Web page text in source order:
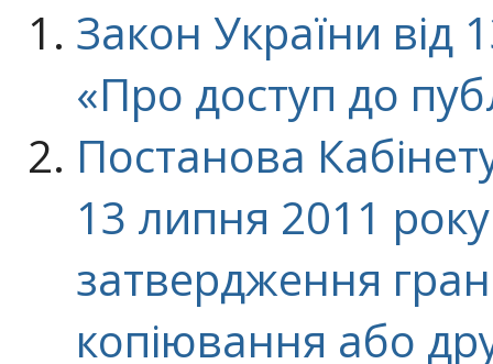
Закон України від
«Про доступ до
Постанова
13 липня 2011
затвердження
копіювання або